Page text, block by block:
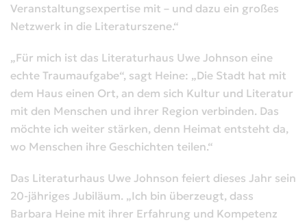
Veranstaltungsexpertise mit – und dazu ein großes
Netzwerk in die Literaturszene.“
„Für mich ist das Literaturhaus Uwe Johnson eine
echte Traumaufgabe“, sagt Heine: „Die Stadt hat mit
dem Haus einen Ort, an dem sich Kultur und Literatur
mit den Menschen und ihrer Region verbinden. Das
möchte ich weiter stärken, denn Heimat entsteht da,
wo Menschen ihre Geschichten teilen.“
Das Literaturhaus Uwe Johnson feiert dieses Jahr sein
20-jähriges Jubiläum. „Ich bin überzeugt, dass
Barbara Heine mit ihrer Erfahrung und Kompetenz